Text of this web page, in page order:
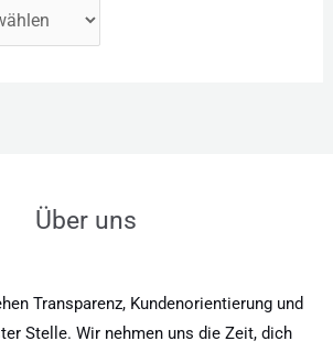
Über uns
Transparenz, Kundenorientierung und
Stelle. Wir nehmen uns die Zeit, dich